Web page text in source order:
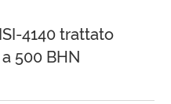
4140 trattato
500 BHN